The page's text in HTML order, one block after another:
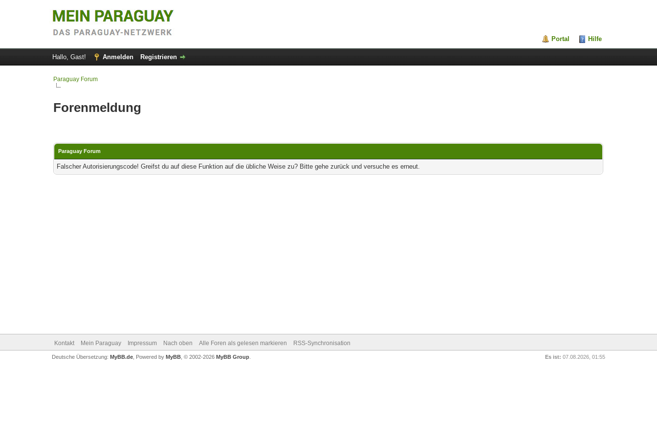
Portal Hilfe
Hallo, Gast! Anmelden Registrieren
Paraguay Forum
Forenmeldung
Paraguay Forum
Falscher Autorisierungscode! Greifst du auf diese Funktion auf die übliche Weise zu? Bitte gehe zurück und versuche es erneut.
Kontakt Mein Paraguay Impressum Nach oben Alle Foren als gelesen markieren RSS-Synchronisation
Es ist: 07.08.2026, 01:55
Deutsche Übersetzung: MyBB.de, Powered by MyBB, © 2002-2026 MyBB Group.